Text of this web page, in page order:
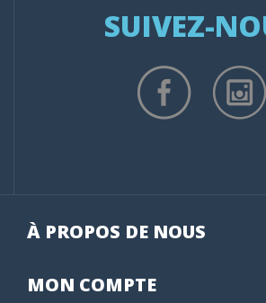
SUIVEZ-
À PROPOS DE NOUS
MON COMPTE